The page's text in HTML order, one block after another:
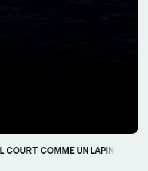
COMME UN LAPIN" MAXIME